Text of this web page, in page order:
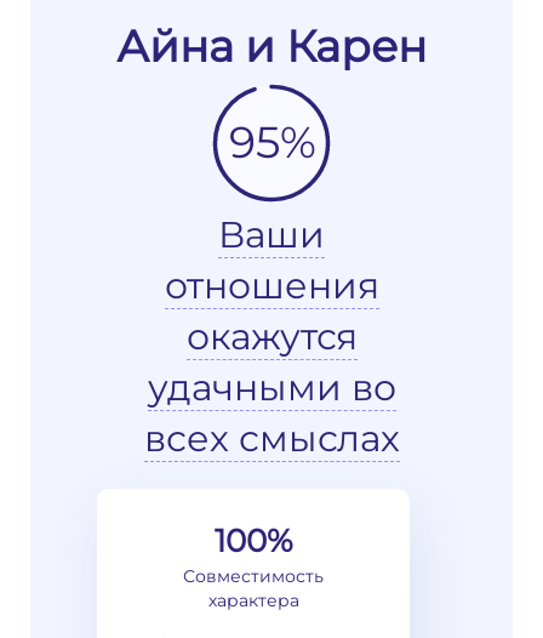
Айна и Карен
95%
Ваши
отношения
окажутся
удачными во
всех смыслах
100%
Совместимость
характера